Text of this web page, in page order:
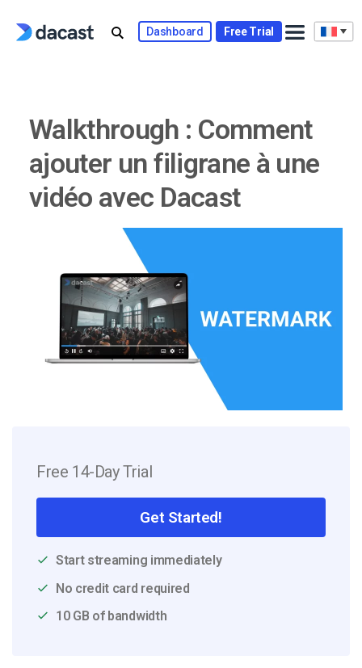
Dashboard Free Trial
Walkthrough : Comment
ajouter un filigrane à une
vidéo avec Dacast
Free 14-Day Trial
Get Started!
Start streaming immediately
No credit card required
10 GB of bandwidth